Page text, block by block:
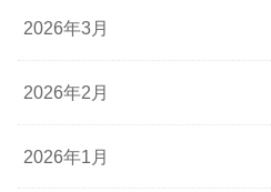
2026年3月
2026年2月
2026年1月